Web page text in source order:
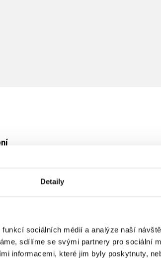
Detaily
sociálních médií a analýze naší
sdílíme se svými partnery pro sociální
informacemi, které jim byly poskytnuty,
BY VÁS TAKÉ ZAJÍMAT